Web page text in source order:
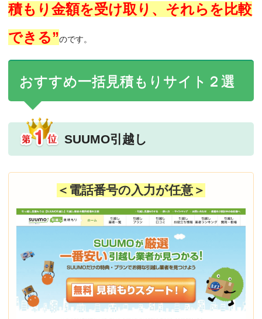
積もり金額を受け取り、それらを比較
できる”のです。
おすすめ一括見積もりサイト２選
SUUMO引越し
＜電話番号の入力が任意＞